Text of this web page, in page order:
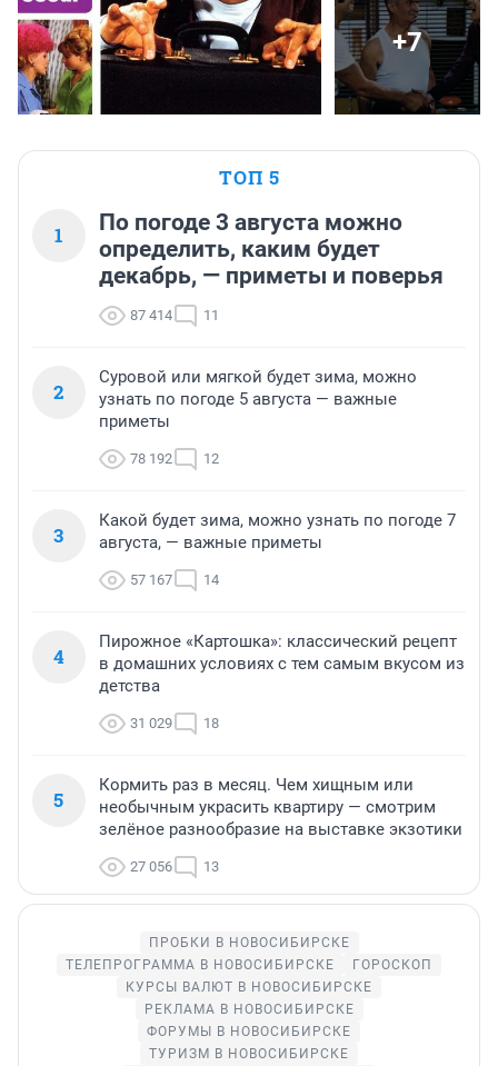
+7
ТОП 5
1
По погоде 3 августа можно
определить, каким будет
декабрь, — приметы и поверья
87 414 11
2
Суровой или мягкой будет зима, можно
узнать по погоде 5 августа — важные
приметы
78 192 12
3
Какой будет зима, можно узнать по погоде 7
августа, — важные приметы
57 167 14
4
Пирожное «Картошка»: классический рецепт
в домашних условиях с тем самым вкусом из
детства
31 029 18
5
Кормить раз в месяц. Чем хищным или
необычным украсить квартиру — смотрим
зелёное разнообразие на выставке экзотики
27 056 13
ПРОБКИ В НОВОСИБИРСКЕ
ТЕЛЕПРОГРАММА В НОВОСИБИРСКЕ
ГОРОСКОП
КУРСЫ ВАЛЮТ В НОВОСИБИРСКЕ
РЕКЛАМА В НОВОСИБИРСКЕ
ФОРУМЫ В НОВОСИБИРСКЕ
ТУРИЗМ В НОВОСИБИРСКЕ